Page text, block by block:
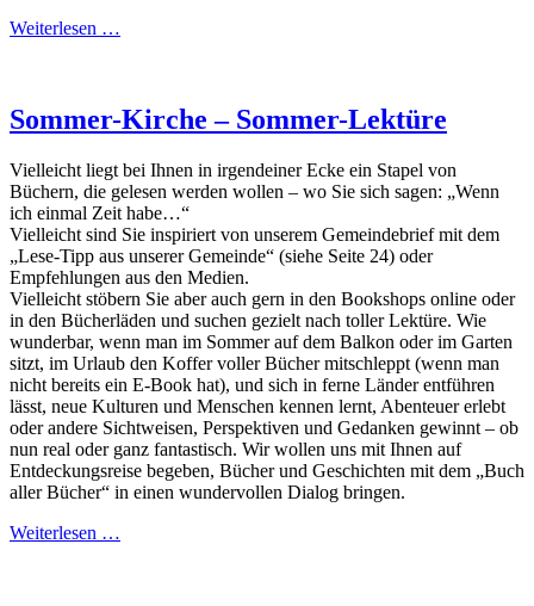
Weiterlesen …
Sommer-Kirche – Sommer-Lektüre
Vielleicht liegt bei Ihnen in irgendeiner Ecke ein Stapel von
Büchern, die gelesen werden wollen – wo Sie sich sagen: „Wenn
ich einmal Zeit habe…“
Vielleicht sind Sie inspiriert von unserem Gemeindebrief mit dem
„Lese-Tipp aus unserer Gemeinde“ (siehe Seite 24) oder
Empfehlungen aus den Medien.
Vielleicht stöbern Sie aber auch gern in den Bookshops online oder
in den Bücherläden und suchen gezielt nach toller Lektüre. Wie
wunderbar, wenn man im Sommer auf dem Balkon oder im Garten
sitzt, im Urlaub den Koffer voller Bücher mitschleppt (wenn man
nicht bereits ein E-Book hat), und sich in ferne Länder entführen
lässt, neue Kulturen und Menschen kennen lernt, Abenteuer erlebt
oder andere Sichtweisen, Perspektiven und Gedanken gewinnt – ob
nun real oder ganz fantastisch. Wir wollen uns mit Ihnen auf
Entdeckungsreise begeben, Bücher und Geschichten mit dem „Buch
aller Bücher“ in einen wundervollen Dialog bringen.
Weiterlesen …